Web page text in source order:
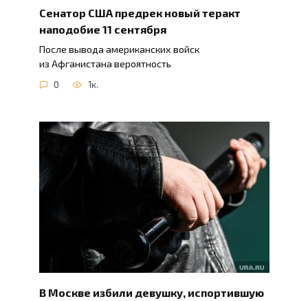
Сенатор США предрек новый теракт
наподобие 11 сентября
После вывода американских войск
из Афганистана вероятность
0 1к.
В Москве избили девушку, испортившую